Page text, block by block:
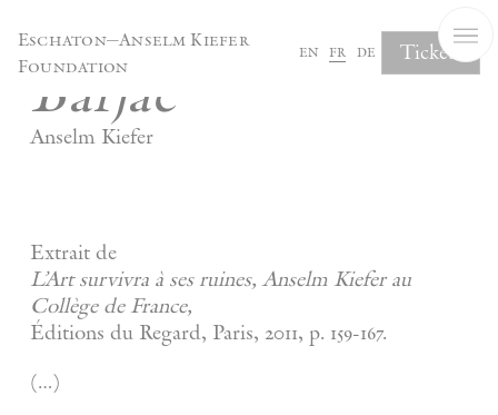
Eschaton—Anselm Kiefer
Foundation
en fr de Tickets
Barjac
Anselm Kiefer
Extrait de
L’Art survivra à ses ruines, Anselm Kiefer au
Collège de France,
Éditions du Regard, Paris, 2011, p. 159-167.
(…)